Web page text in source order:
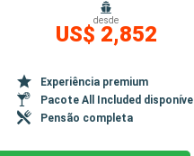
desde
US$ 2,852
Experiência premium
Pacote All Included disponível
Pensão completa